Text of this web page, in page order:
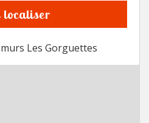
localiser
Les Gorguettes